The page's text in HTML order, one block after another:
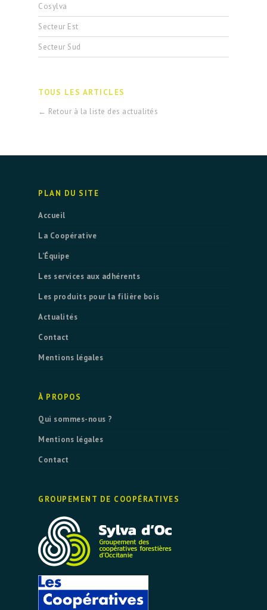
Cosylva
Secteur Est
Secteur Sud
TOUS LES ARTICLES
← Retour à la liste des actualités
PLAN DU SITE
Accueil
La Coopérative
L’Équipe
Les services aux adhérents
Les produits pour la filière bois
Actualités
Contact
Mentions légales
À PROPOS
Qui sommes-nous ?
Mentions légales
Contact
GROUPEMENT DE COOPÉRATIVES